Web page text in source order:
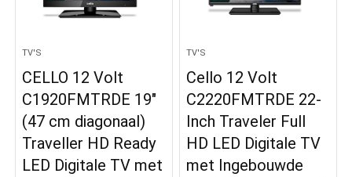
TV'S
CELLO 12 Volt
C1920FMTRDE 19″
(47 cm diagonaal)
Traveller HD Ready
LED Digitale TV met
TV'S
Cello 12 Volt
C2220FMTRDE 22-
Inch Traveler Full
HD LED Digitale TV
met Ingebouwde